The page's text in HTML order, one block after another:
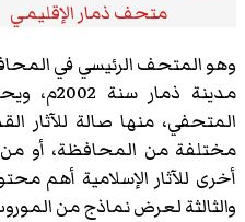
متحف ذمار الإقليمي
وهو المتحف الرئيسي في
مدينة
المتحفي، منها صالة للآثار
مختلفة من المحافظة، أو من
أخرى للآثار الإسلامية أهم
والثالثة لعرض نماذج من